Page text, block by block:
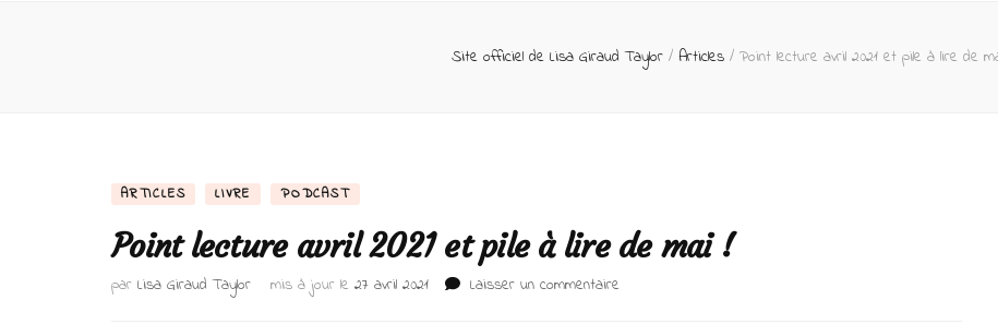
Site officiel de Lisa Giraud Taylor / Articles / Point lecture avril 2021 et pile à lire de
ARTICLES LIVRE PODCAST
Point lecture avril 2021 et pile à lire de mai !
par Lisa Giraud Taylor mis à jour le 27 avril 2021 Laisser un commentaire